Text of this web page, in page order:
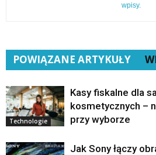
wpisy.
POWIĄZANE ARTYKUŁY
Technologie
Kasy fiskalne dla
kosmetycznych –
przy wyborze
Jak Sony łączy